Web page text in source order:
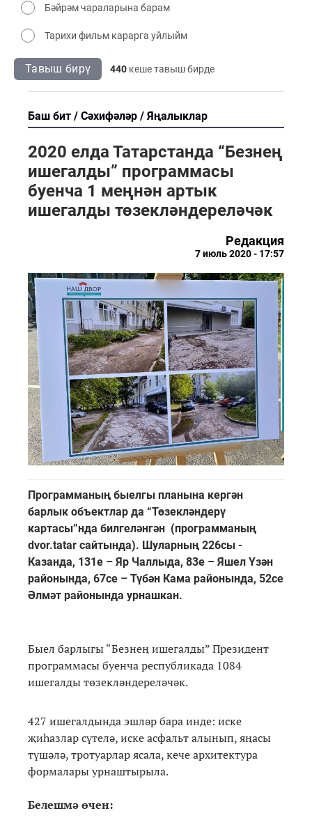
Бәйрәм чараларына барам
Тарихи фильм карарга уйлыйм
Тавыш бирү 440 кеше тавыш бирде
Баш бит Сәхифәләр Яңалыклар
2020 елда Татарстанда “Безнең
ишегалды” программасы
буенча 1 меңнән артык
ишегалды төзекләндереләчәк
Редакция
7 июль 2020 - 17:57
Программаның быелгы планына кергән
барлык объектлар да “Төзекләндерү
картасы”нда билгеләнгән (программаның
dvor.tatar сайтында). Шуларның 226сы -
Казанда, 131е – Яр Чаллыда, 83е – Яшел Үзән
районында, 67се – Түбән Кама районында, 52се
Әлмәт районында урнашкан.
Быел барлыгы “Безнең ишегалды” Президент
программасы буенча республикада 1084
ишегалды төзекләндереләчәк.
427 ишегалдында эшләр бара инде: иске
җиһазлар сүтелә, иске асфальт алынып, яңасы
түшәлә, тротуарлар ясала, кече архитектура
формалары урнаштырыла.
Белешмә өчен: